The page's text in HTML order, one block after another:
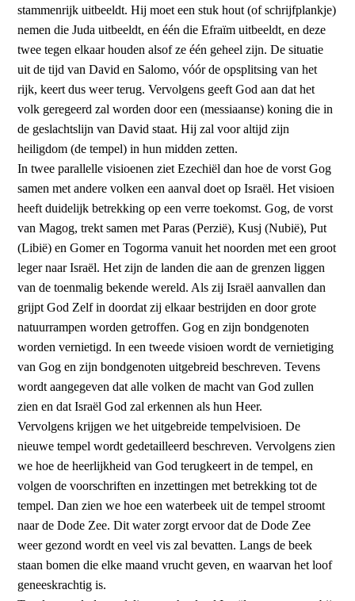
stammenrijk uitbeeldt. Hij moet een stuk hout (of schrijfplankje)
nemen die Juda uitbeeldt, en één die Efraïm uitbeeldt, en deze
twee tegen elkaar houden alsof ze één geheel zijn. De situatie
uit de tijd van David en Salomo, vóór de opsplitsing van het
rijk, keert dus weer terug. Vervolgens geeft God aan dat het
volk geregeerd zal worden door een (messiaanse) koning die in
de geslachtslijn van David staat. Hij zal voor altijd zijn
heiligdom (de tempel) in hun midden zetten.
In twee parallelle visioenen ziet Ezechiël dan hoe de vorst Gog
samen met andere volken een aanval doet op Israël. Het visioen
heeft duidelijk betrekking op een verre toekomst. Gog, de vorst
van Magog, trekt samen met Paras (Perzië), Kusj (Nubië), Put
(Libië) en Gomer en Togorma vanuit het noorden met een groot
leger naar Israël. Het zijn de landen die aan de grenzen liggen
van de toenmalig bekende wereld. Als zij Israël aanvallen dan
grijpt God Zelf in doordat zij elkaar bestrijden en door grote
natuurrampen worden getroffen. Gog en zijn bondgenoten
worden vernietigd. In een tweede visioen wordt de vernietiging
van Gog en zijn bondgenoten uitgebreid beschreven. Tevens
wordt aangegeven dat alle volken de macht van God zullen
zien en dat Israël God zal erkennen als hun Heer.
Vervolgens krijgen we het uitgebreide tempelvisioen. De
nieuwe tempel wordt gedetailleerd beschreven. Vervolgens zien
we hoe de heerlijkheid van God terugkeert in de tempel, en
volgen de voorschriften en inzettingen met betrekking tot de
tempel. Dan zien we hoe een waterbeek uit de tempel stroomt
naar de Dode Zee. Dit water zorgt ervoor dat de Dode Zee
weer gezond wordt en veel vis zal bevatten. Langs de beek
staan bomen die elke maand vrucht geven, en waarvan het loof
geneeskrachtig is.